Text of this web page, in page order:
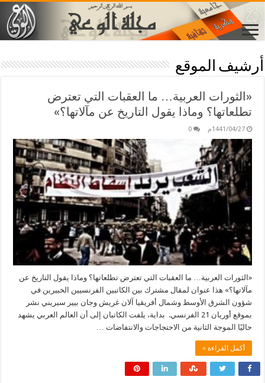
أرشيف الموقع
«الثورات العربية… ما العقبات التي تعترض
تطلعاتها؟ وماذا يقول التاريخ عن مآلاتها؟»
1441/04/27م 0
«الثورات العربية… ما العقبات التي تعترض تطلعاتها؟ وماذا يقول التاريخ عن
مآلاتها؟» هذا عنوان لمقال مشترك بين الكاتبين الفرنسيين الخبيرين في
شؤون الشرق الأوسط وشمال أفريقيا آلان غريش وجان بيير سيريني نشر
بموقع أوريان 21 الفرنسي. بداية، يلفت الكاتبان إلى أن العالم العربي يشهد
حاليًا الموجة الثانية من الاحتجاجات والانتفاضات …
أكمل القراءة »